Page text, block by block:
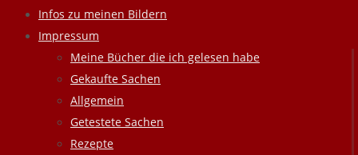
springenInfos zu meinen Bildern
Impressum
Meine Bücher die ich gelesen habe
Gekaufte Sachen
Allgemein
Getestete Sachen
Rezepte